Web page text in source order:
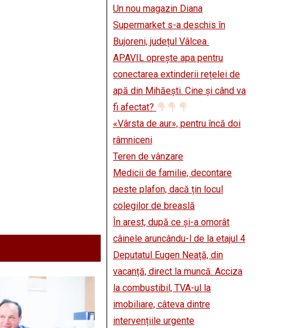
Un nou magazin Diana
Supermarket s-a deschis în
Bujoreni, județul Vâlcea
APAVIL oprește apa pentru
conectarea extinderii rețelei de
apă din Mihăești. Cine și când va
fi afectat?
«Vârsta de aur», pentru încă doi
râmniceni
Teren de vânzare
Medicii de familie, decontare
peste plafon, dacă țin locul
colegilor de breaslă
În arest, după ce și-a omorât
câinele aruncându-l de la etajul 4
Deputatul Eugen Neață, din
vacanță, direct la muncă. Acciza
la combustibil, TVA-ul la
imobiliare, câteva dintre
intervențiile urgente